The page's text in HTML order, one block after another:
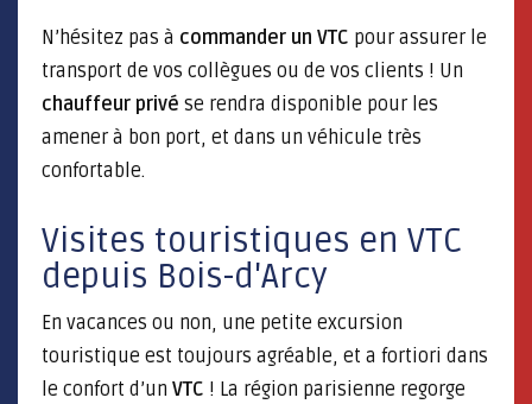
N’hésitez pas à commander un VTC pour assurer le
transport de vos collègues ou de vos clients ! Un
chauffeur privé se rendra disponible pour les
amener à bon port, et dans un véhicule très
confortable.
Visites touristiques en VTC
depuis Bois-d'Arcy
En vacances ou non, une petite excursion
touristique est toujours agréable, et a fortiori dans
le confort d’un VTC ! La région parisienne regorge